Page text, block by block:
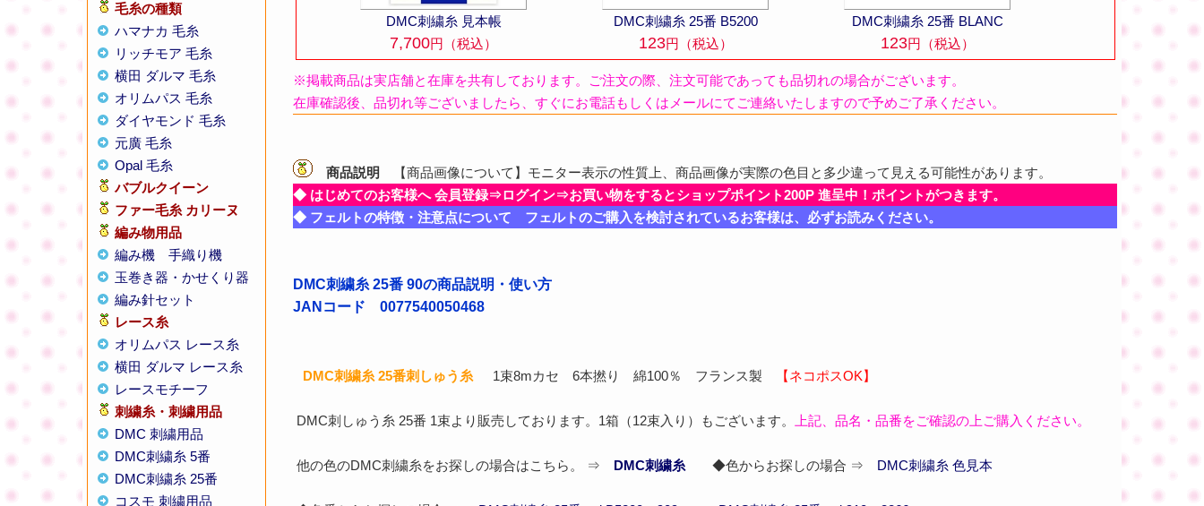
毛糸の種類
ハマナカ 毛糸
リッチモア 毛糸
横田 ダルマ 毛糸
オリムパス 毛糸
ダイヤモンド 毛糸
元廣 毛糸
Opal 毛糸
バブルクイーン
ファー毛糸 カリーヌ
編み物用品
編み機
手織り機
玉巻き器・かせくり器
編み針セット
レース糸
オリムパス レース糸
横田 ダルマ レース糸
レースモチーフ
刺繍糸・刺繍用品
DMC 刺繍用品
DMC刺繍糸 5番
DMC刺繍糸 25番
コスモ 刺繍用品
DMC刺繍糸 見本帳
7,700円（税込）
DMC刺繍糸 25番 B5200
123円（税込）
DMC刺繍糸 25番 BLANC
123円（税込）
※掲載商品は実店舗と在庫を共有しております。ご注文の際、注文可能であっても品切れの場合がございます。
在庫確認後、品切れ等ございましたら、すぐにお電話もしくはメールにてご連絡いたしますので予めご了承ください。
商品説明
【商品画像について】モニター表示の性質上、商品画像が実際の色目と多少違って見える可能性があります。
◆ はじめてのお客様へ 会員登録⇒ログイン⇒お買い物をするとショップポイント200P 進呈中！ポイントがつきます。
◆ フェルトの特徴・注意点について フェルトのご購入を検討されているお客様は、必ずお読みください。
DMC刺繍糸 25番 90の商品説明・使い方
JANコード 0077540050468
DMC刺繍糸 25番刺しゅう糸 1束8mカセ 6本撚り 綿100％ フランス製 【ネコポスOK】
DMC刺しゅう糸 25番 1束より販売しております。1箱（12束入り）もございます。 上記、品名・品番をご確認の上ご購入ください。
他の色のDMC刺繍糸をお探しの場合はこちら。 ⇒ DMC刺繍糸◆色からお探しの場合 ⇒ DMC刺繍糸 色見本